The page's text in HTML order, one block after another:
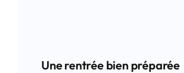
Une rentrée bien préparée